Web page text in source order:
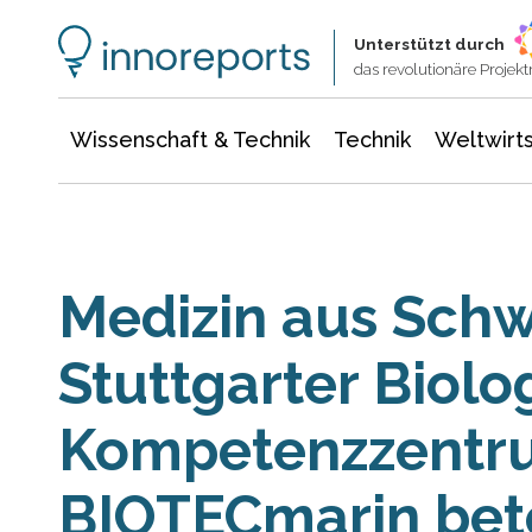
Unterstützt durch
das revolutionäre
Wissenschaft & Technik Technik
Medizin aus
Stuttgarter
BIOTECmarin